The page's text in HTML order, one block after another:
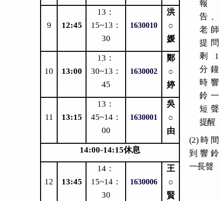
報
告、
老師
提問
剩1
分鐘
時響
鈴一
短聲
提醒
(2) 時間
到響鈴
一長聲
9 12:45
13 ：
15~13：
30
1630010
洪
○
媛
10 13:00
13 ：
30~13：
45
1630002
鄭
○
婷
11 13:15
13 ：
45~14：
00
1630001
吳
○
由
14:00-14:15休息
12 13:45
14 ：
15~14：
30
1630006
王
○
賢